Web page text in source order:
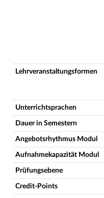
Lehrveranstaltungsformen
Unterrichtsprachen
Dauer in Semestern
Angebotsrhythmus Modul
Aufnahmekapazität Modul
Prüfungsebene
Credit-Points